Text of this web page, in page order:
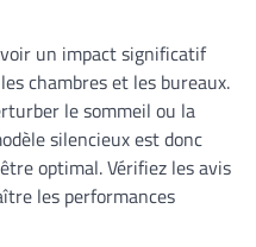
un impact significatif
chambres et les bureaux.
le sommeil ou la
silencieux est donc
optimal. Vérifiez les avis
les performances